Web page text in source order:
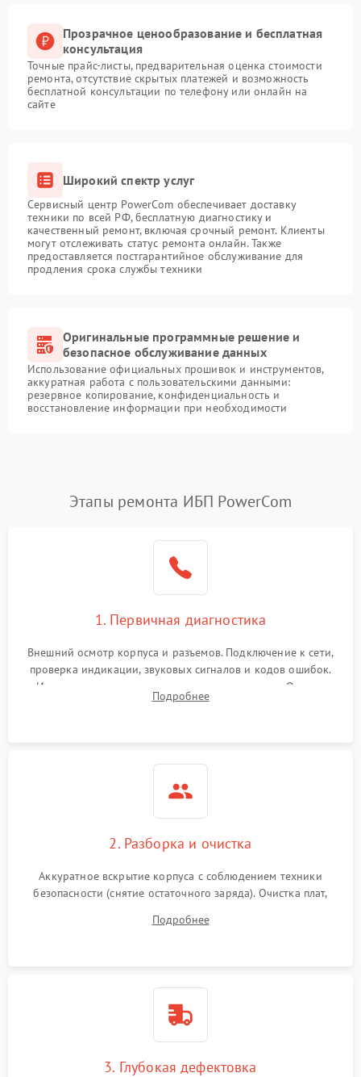
Прозрачное ценообразование и бесплатная
консультация
Точные прайс-листы, предварительная оценка стоимости
ремонта, отсутствие скрытых платежей и возможность
бесплатной консультации по телефону или онлайн на
сайте
Широкий спектр услуг
Сервисный центр PowerCom обеспечивает доставку
техники по всей РФ, бесплатную диагностику и
качественный ремонт, включая срочный ремонт. Клиенты
могут отслеживать статус ремонта онлайн. Также
предоставляется постгарантийное обслуживание для
продления срока службы техники
Оригинальные программные решение и
безопасное обслуживание данных
Использование официальных прошивок и инструментов,
аккуратная работа с пользовательскими данными:
резервное копирование, конфиденциальность и
восстановление информации при необходимости
Этапы ремонта ИБП PowerCom
1. Первичная диагностика
Внешний осмотр корпуса и разъемов. Подключение к сети,
проверка индикации, звуковых сигналов и кодов ошибок.
Измерение входного и выходного напряжения. Оценка
реакции ИБП на отключение основного питания без
Подробнее
2. Разборка и очистка
Аккуратное вскрытие корпуса с соблюдением техники
безопасности (снятие остаточного заряда). Очистка плат,
и кистей для предотвращения перегрева и замыканий.
Подробнее
3. Глубокая дефектовка